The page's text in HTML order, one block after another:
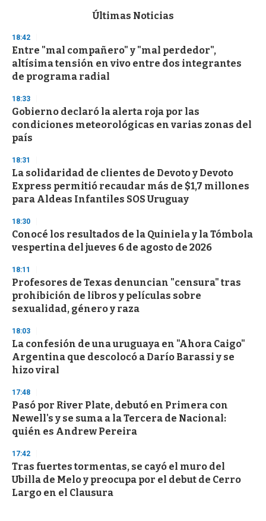
d
s
o
f
3
s
e
c
o
n
d
Últimas Noticias
18:42
Entre "mal compañero" y "mal perdedor",
altísima tensión en vivo entre dos integrantes
de programa radial
18:33
Gobierno declaró la alerta roja por las
condiciones meteorológicas en varias zonas del
país
18:31
La solidaridad de clientes de Devoto y Devoto
Express permitió recaudar más de $1,7 millones
para Aldeas Infantiles SOS Uruguay
18:30
Conocé los resultados de la Quiniela y la Tómbola
vespertina del jueves 6 de agosto de 2026
18:11
Profesores de Texas denuncian "censura" tras
prohibición de libros y películas sobre
sexualidad, género y raza
18:03
La confesión de una uruguaya en "Ahora Caigo"
Argentina que descolocó a Darío Barassi y se
hizo viral
17:48
Pasó por River Plate, debutó en Primera con
Newell's y se suma a la Tercera de Nacional:
quién es Andrew Pereira
17:42
Tras fuertes tormentas, se cayó el muro del
Ubilla de Melo y preocupa por el debut de Cerro
Largo en el Clausura